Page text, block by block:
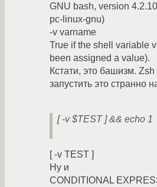
GNU bash, version
pc-linux-gnu)
-v varname
True if the shell variable
been assigned a value).
Кстати, это башизм.
запустить это странно
[ -v $TEST ] && echo 1
[ -v TEST ]
Ну и
CONDITIONAL